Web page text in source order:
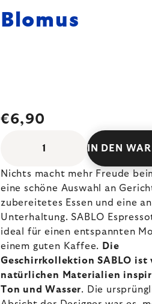
Blomus
€6,90
IN DEN
Nichts macht mehr Freude
eine schöne Auswahl an
zubereitetes Essen und eine
Unterhaltung. SABLO
ideal für einen entspannten
einem guten Kaffee.
Die
Geschirrkollektion SABLO ist
natürlichen Materialien
Ton und Wasser. Die